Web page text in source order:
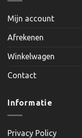
Mijn account
Afrekenen
Winkelwagen
Contact
Informatie
Privacy Policy